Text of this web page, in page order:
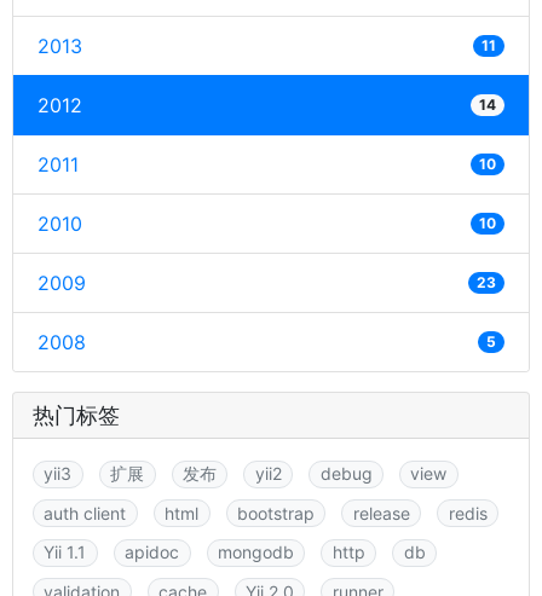
2013 11
2012 14
2011 10
2010 10
2009 23
2008 5
热门标签
yii3 扩展 发布 yii2 debug
view
auth client
html bootstrap release
redis
Yii 1.1
apidoc mongodb http
db
validation
cache Yii 2.0 runner